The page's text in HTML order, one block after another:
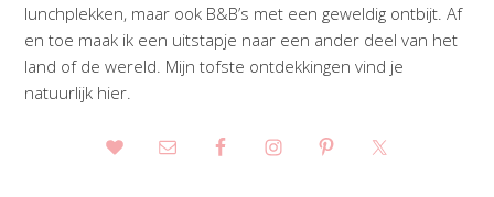
lunchplekken, maar ook B&B’s met een geweldig ontbijt. Af
en toe maak ik een uitstapje naar een ander deel van het
land of de wereld. Mijn tofste ontdekkingen vind je
natuurlijk hier.